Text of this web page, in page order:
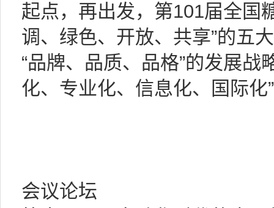
起点，再出发，第101届全国
调、绿色、开放、共享”的五
“品牌、品质、品格”的发展战
化、专业化、信息化、国际
会议论坛